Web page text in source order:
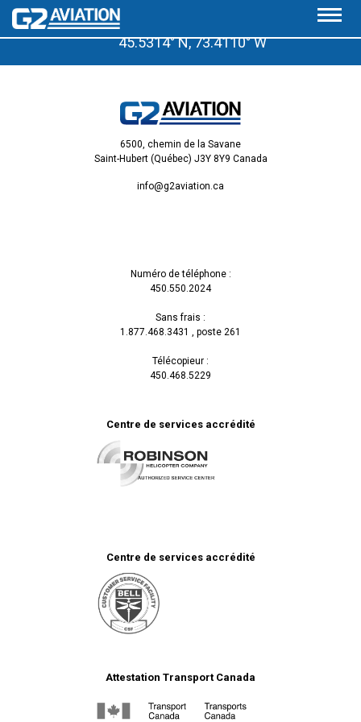
À quelques pas de l’aéroport de Saint-Hubert, Qc.
45.5314° N, 73.4110° W
6500, chemin de la Savane
Saint-Hubert (Québec) J3Y 8Y9 Canada
info@g2aviation.ca
Numéro de téléphone :
450.550.2024
Sans frais :
1.877.468.3431 , poste 261
Télécopieur :
450.468.5229
Centre de services accrédité
Centre de services accrédité
Attestation Transport Canada